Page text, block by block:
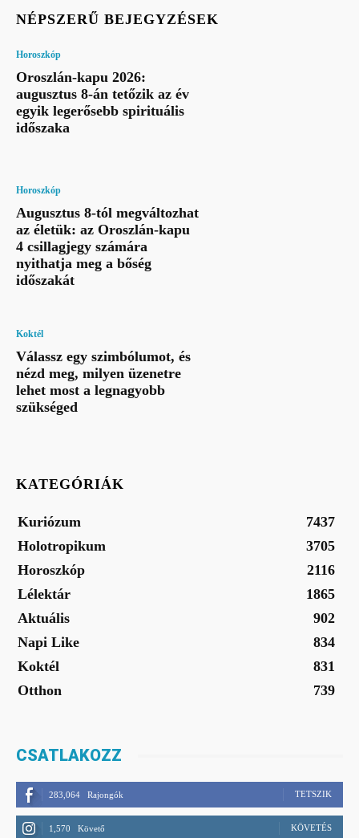
NÉPSZERŰ BEJEGYZÉSEK
Horoszkóp
Oroszlán-kapu 2026:
augusztus 8-án tetőzik az év
egyik legerősebb spirituális
időszaka
Horoszkóp
Augusztus 8-tól megváltozhat
az életük: az Oroszlán-kapu
4 csillagjegy számára
nyithatja meg a bőség
időszakát
Koktél
Válassz egy szimbólumot, és
nézd meg, milyen üzenetre
lehet most a legnagyobb
szükséged
KATEGÓRIÁK
Kuriózum
7437
Holotropikum
3705
Horoszkóp
2116
Lélektár
1865
Aktuális
902
Napi Like
834
Koktél
831
Otthon
739
CSATLAKOZZ
283,064 Rajongók TETSZIK
1,570 Követő KÖVETÉS